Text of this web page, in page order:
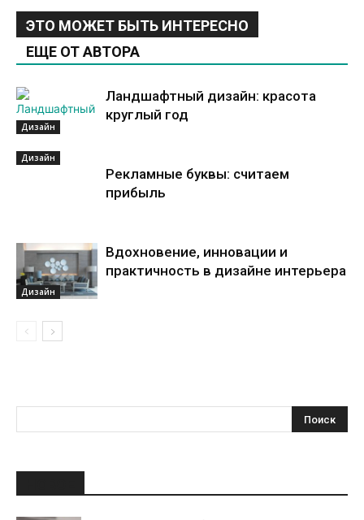
ЭТО МОЖЕТ БЫТЬ ИНТЕРЕСНО
ЕЩЕ ОТ АВТОРА
Дизайн
Ландшафтный дизайн: красота
круглый год
Дизайн
Рекламные буквы: считаем
прибыль
Дизайн
Вдохновение, инновации и
практичность в дизайне интерьера